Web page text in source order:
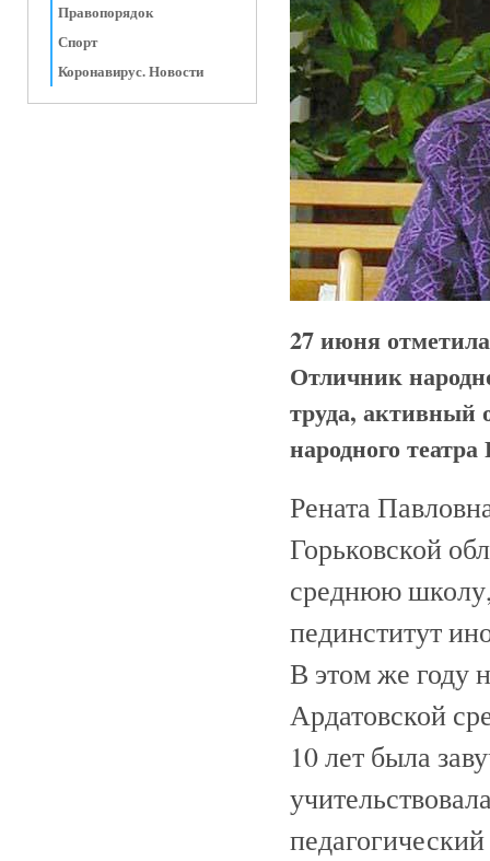
Правопорядок
Спорт
Коронавирус. Новости
27 июня
Отличник
труда, активный
народного
Рената
Горьковской
среднюю
пединститут
В этом же году
Ардатовской
10 лет была